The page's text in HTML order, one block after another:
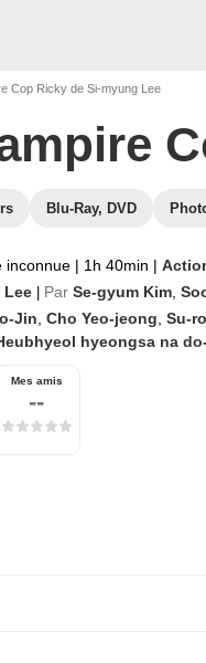
Cop Ricky de Si-myung Lee
Blu-Ray, DVD
inconnue | 1h 40min |
Lee Par Se-gyum Kim
Jin Cho Yeo-jeong Su-
hyeongsa na
Mes amis
--